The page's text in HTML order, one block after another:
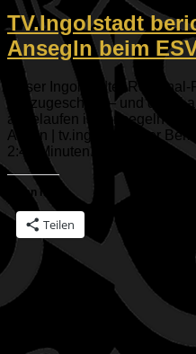
TV.Ingolstadt
Ansegln beim
Unser Ingolstädter
hat zugeschaut – und dabei
abgelaufen ist. Ansegeln
Action | tv.ingolstadt Der
2:45 Minuten...
Teilen mit:
Teilen